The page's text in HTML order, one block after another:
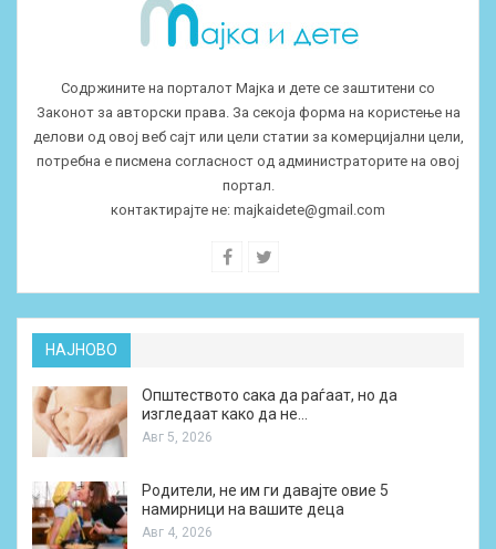
Содржините на порталот Мајка и дете се заштитени со
Законот за авторски права. За секоја форма на користење на
делови од овој веб сајт или цели статии за комерцијални цели,
потребна е писмена согласност од администраторите на овој
портал.
контактирајте не: majkaidete@gmail.com
НАЈНОВО
Општеството сака да раѓаат, но да
изгледаат како да не…
Авг 5, 2026
Родители, не им ги давајте овие 5
намирници на вашите деца
Авг 4, 2026